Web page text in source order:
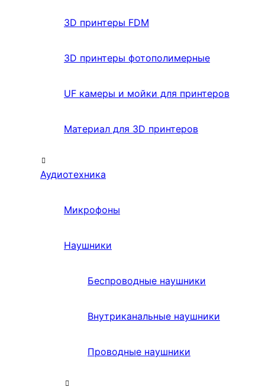
3D принтеры FDM
3D принтеры фотополимерные
UF камеры и мойки для принтеров
Материал для 3D принтеров
Аудиотехника
Микрофоны
Наушники
Беспроводные наушники
Внутриканальные наушники
Проводные наушники